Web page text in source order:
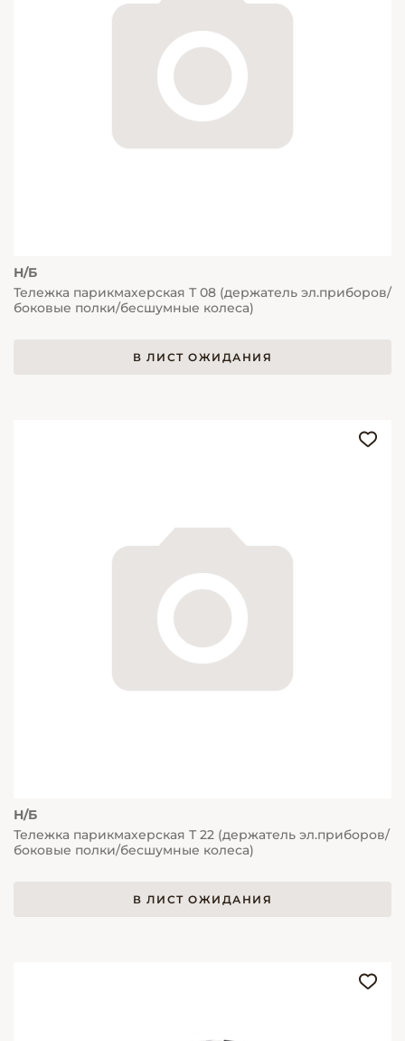
Н/Б
Тележка парикмахерская Т 08 (держатель эл.приборов/
боковые полки/бесшумные колеса)
В ЛИСТ ОЖИДАНИЯ
Н/Б
Тележка парикмахерская Т 22 (держатель эл.приборов/
боковые полки/бесшумные колеса)
В ЛИСТ ОЖИДАНИЯ